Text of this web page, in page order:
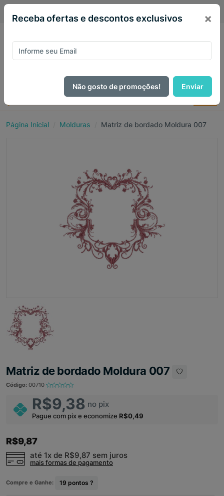
Página Inicial Molduras Matriz de bordado Moldura 007
Matriz de bordado Moldura 007
Código: 00710
R$9,38 no pix
Pague com pix e economize R$0,49
R$9,87
até 1x de R$9,87 sem juros
mais formas de pagamento
Compre e Ganhe: 19 pontos ?
Receba ofertas e descontos exclusivos ×
Não gosto de promoções! Enviar